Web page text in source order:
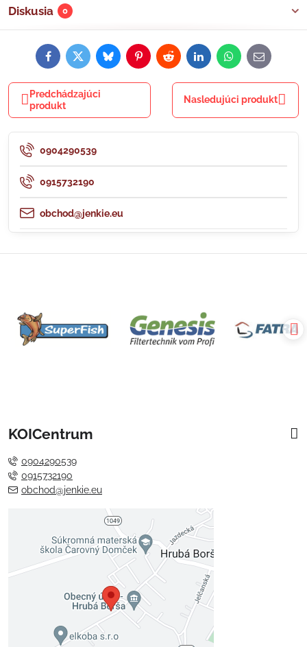
Diskusia 0
FacebookTwitterBlueskyPinterestRedditLinkedInWhatsApp
E-
mail
Predchádzajúci
produkt
Nasledujúci produkt
0904290539
0915732190
obchod@jenkie.eu
KOICentrum
0904290539
0915732190
obchod@jenkie.eu
Externý obsah je blokovaný
Voľbami súkromia
Prajete si načítať externý obsah?
Povoliť tentokrát